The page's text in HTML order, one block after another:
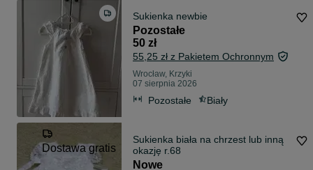
Sukienka newbie
Pozostałe
50 zł
55,25 zł z Pakietem Ochronnym
Wrocław, Krzyki
07 sierpnia 2026
Pozostałe Biały
Dostawa gratis
Sukienka biała na chrzest lub inną
okazję r.68
Nowe